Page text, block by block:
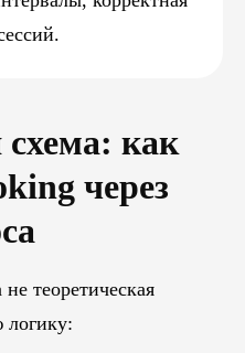
как
через
теоретическая
логику: